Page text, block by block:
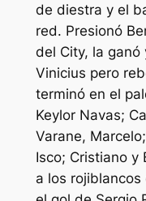
de diestra y el
red. Presionó
del City, la ganó
Vinicius pero
terminó en el
Keylor Navas;
Varane,
Isco; Cristiano y
a los